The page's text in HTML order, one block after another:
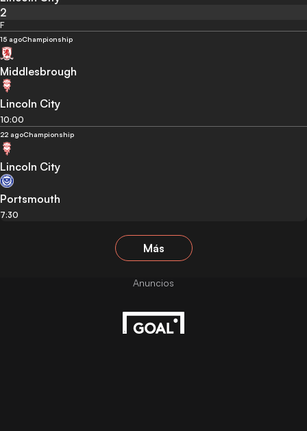
2
F
15 agoChampionship
Middlesbrough
Lincoln City
10:00
22 agoChampionship
Lincoln City
Portsmouth
7:30
Más